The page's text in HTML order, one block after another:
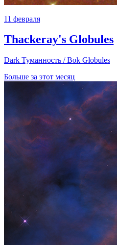
11 февраля
Thackeray's Globules
Dark Туманность / Bok Globules
Больше за этот месяц